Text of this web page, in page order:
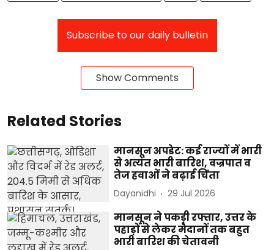
Subscribe to our daily bulletin
Show Comments
Related Stories
मानसून अपडेट: कई राज्यों में भारी
से अत्यंत भारी बारिश, वज्रपात व
तेज हवाओं ने बढ़ाई चिंता
Dayanidhi 29 Jul 2026
मानसून ने पकड़ी रफ्तार, उत्तर के
पहाड़ों से लेकर मैदानों तक बहुत
भारी बारिश की चेतावनी